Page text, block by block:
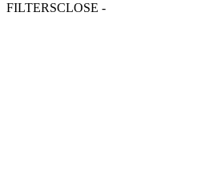
FILTERSCLOSE -